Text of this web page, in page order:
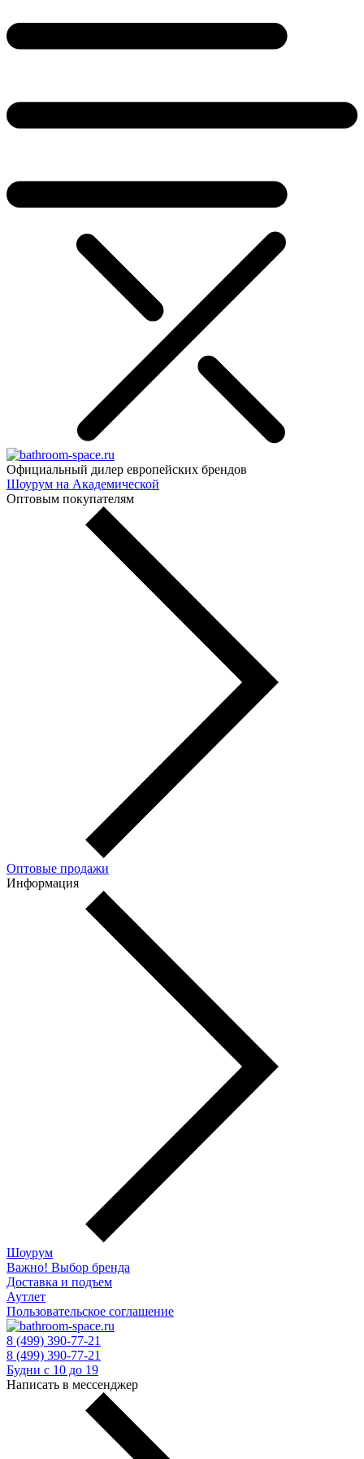
Официальный дилер европейских брендов
Шоурум на Академической
Оптовым покупателям
Оптовые продажи
Информация
Шоурум
Важно! Выбор бренда
Доставка и подъем
Аутлет
Пользовательское соглашение
8 (499) 390-77-21
8 (499) 390-77-21
Будни с 10 до 19
Написать в мессенджер